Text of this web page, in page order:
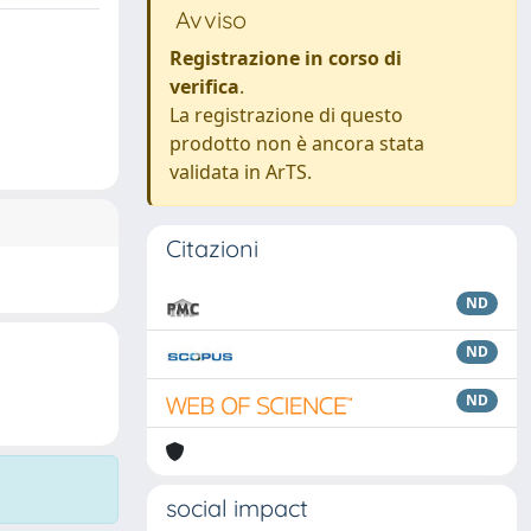
Avviso
Registrazione in corso di
verifica.
La registrazione di questo
prodotto non è ancora stata
validata in ArTS.
Citazioni
ND
ND
ND
social impact